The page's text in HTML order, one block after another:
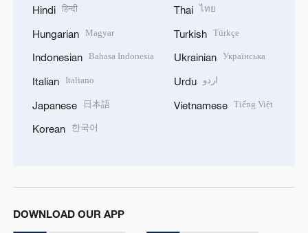
Hindi हिन्दी
Hungarian Magyar
Indonesian Bahasa Indonesia
Italian Italiano
Japanese 日本語
Korean 한국어
Thai ไทย
Turkish Türkçe
Ukrainian Українська
Urdu اردو
Vietnamese Tiếng Việt
DOWNLOAD OUR APP